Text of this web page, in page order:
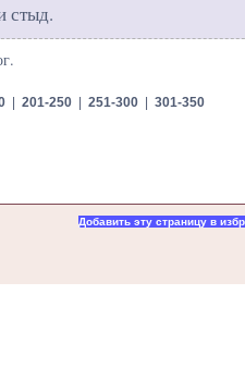
стыд.
| 201-250| 251-300| 301-350
Добавить эту страницу в